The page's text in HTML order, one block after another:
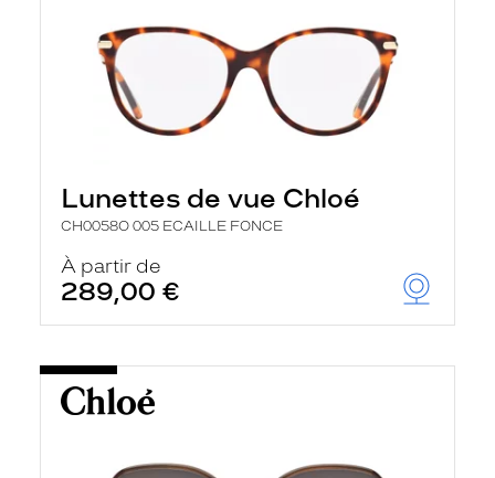
Lunettes de vue Chloé
CH0058O 005 ECAILLE FONCE
À partir de
289,00 €